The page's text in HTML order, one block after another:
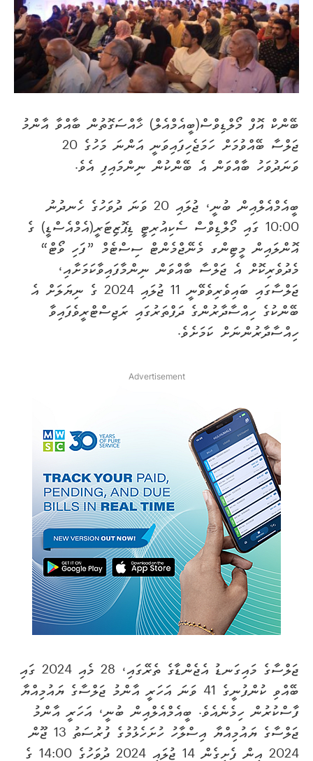
ބޭންކް އޮފް މޯލްޑިވްސް(ބީއެމްއެލް) ޚާއްސަގޮތުން ބާއްވާ އާންމު
ޖަލްސާ ބޭއްވުމަށް ހަމަޖެހިފައިވަނީ އަންނަ މަހުގެ 20
ވަނަދުވަހު ބާއްވަން އެ ބޭންކުން ނިންމައިފި އެވެ.
ބީއެމްއެލްއިން ބުނީ، ޖުލައި 20 ވަނަ ދުވަހުގެ ހެނދުނު
10:00 ގައި މޯލްޑިވްސް ސެކިއުރިޓީ ޑިޕޮޒިޓަރީ(އެމްއެސްޑީ) ގެ
އޮންލައިން މީޓިންގ މެނޭޖްމެންޓް ސިސްޓެމް ”ފަހި ވޯޓް“
މެދުވެރިކޮށް އެ ޖަލްސާ ބާއްވަން ނިންމާފައިވާކަމަށާއި،
ޖަލްސާގައި ބައިވެރިވެވޭނީ 11 ޖުލައި 2024 ގެ ނިޔަލަށް އެ
ބޭންކުގެ ހިއްސާދާރުންގެ ދަފްތަރުގައި ރަޖިސްޓްރީވެފައިވާ
ހިއްސާދާރުންނަށް ކަމަށެވެ.
Advertisement
ޖަލްސާގެ މައިގަނޑު އެޖެންޑާގެ ތެރޭގައި، 28 މެއި 2024 ގައި
ބޭއްވި ކުންފުނީގެ 41 ވަނަ އަހަރީ އާންމު ޖަލްސާގެ ޔައުމިއްޔާ
ފާސްކުރުން ހިމެނެއެވެ. ބީއެމްއެލްއިން ބުނީ، އަހަރީ އާންމު
ޖަލްސާގެ ޔައުމިއްޔާ އިސްލާހު ހުށަހެޅުމުގެ ފުރުސަތު 13 ޖޫން
2024 އިން ފެށިގެން 14 ޖުލައި 2024 ދުވަހުގެ 14:00 ގެ